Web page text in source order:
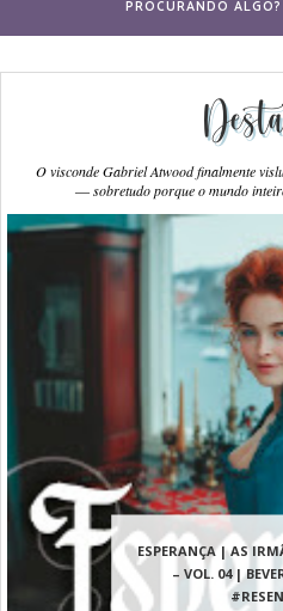
ESPERANÇA | AS
– VOL. 04 |
O visconde Gabriel Atwood finalmente
― sobretudo porque o mundo